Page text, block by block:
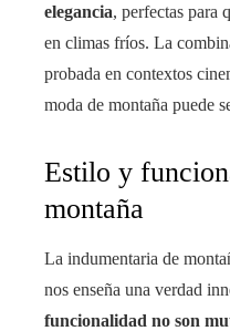
elegancia, perfectas para
en climas fríos. La
probada en contextos
moda de montaña puede
Estilo y
montaña
La indumentaria de
nos enseña una verdad
funcionalidad no son